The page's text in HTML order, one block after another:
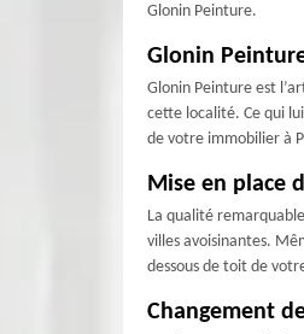
Glonin Peinture.
Glonin
Glonin Peinture est
cette localité. Ce qui
de votre immobilier à
Mise en place
La qualité
villes avoisinantes.
dessous de toit de
Changement